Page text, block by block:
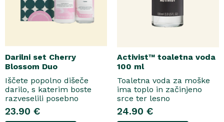
Darilni set Cherry
Blossom Duo
Iščete popolno dišeče
darilo, s katerim boste
razveselili posebno
osebo? Spoznajte naš
darilni set Cherry Blossom
23.90 €
Activist™ toaletna voda
100 ml
Toaletna voda za moške
ima toplo in začinjeno
srce ter lesno
osnovo.Topel, začinjen
vonjToaletna voda..
24.90 €